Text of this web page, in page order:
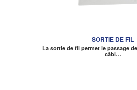
SORTIE DE FIL
La sortie de fil permet le passage
câbl…